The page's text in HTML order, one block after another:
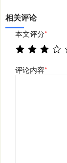
相关评论
本文评分*
评论内容*